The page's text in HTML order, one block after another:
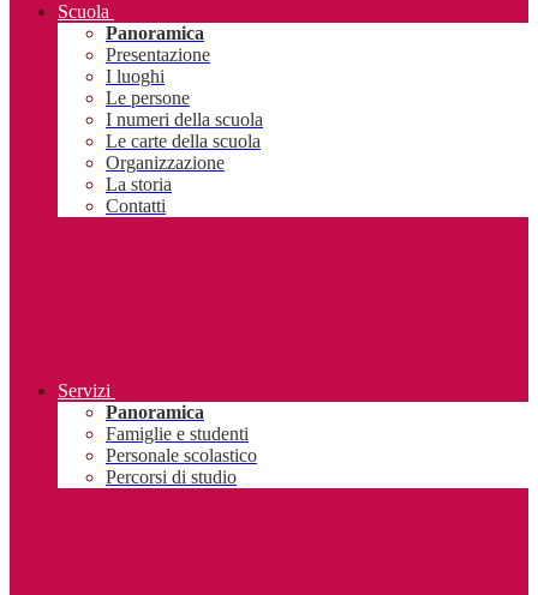
Scuola
Panoramica
Presentazione
I luoghi
Le persone
I numeri della scuola
Le carte della scuola
Organizzazione
La storia
Contatti
Servizi
Panoramica
Famiglie e studenti
Personale scolastico
Percorsi di studio